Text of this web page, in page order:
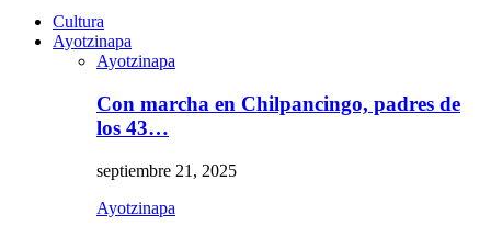
Cultura
Ayotzinapa
Ayotzinapa
Con marcha en Chilpancingo, padres de
los 43…
septiembre 21, 2025
Ayotzinapa